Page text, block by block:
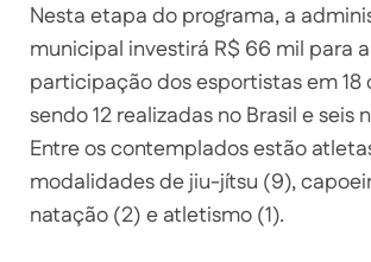
Nesta etapa do programa, a
municipal investirá R$ 66 mil para
participação dos esportistas em
sendo 12 realizadas no Brasil e seis
Entre os contemplados estão
modalidades de jiu-jítsu (9),
natação (2) e atletismo (1).